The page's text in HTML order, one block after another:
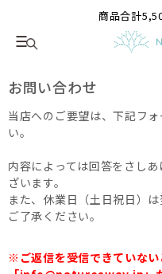
商品合計
お問い合わせ
当店へのご要望は、下記フ
い。
内容によっては回答をさし
ざいます。
また、休業日（土日祝日）
ご了承ください。
※ご返信を受信できていない